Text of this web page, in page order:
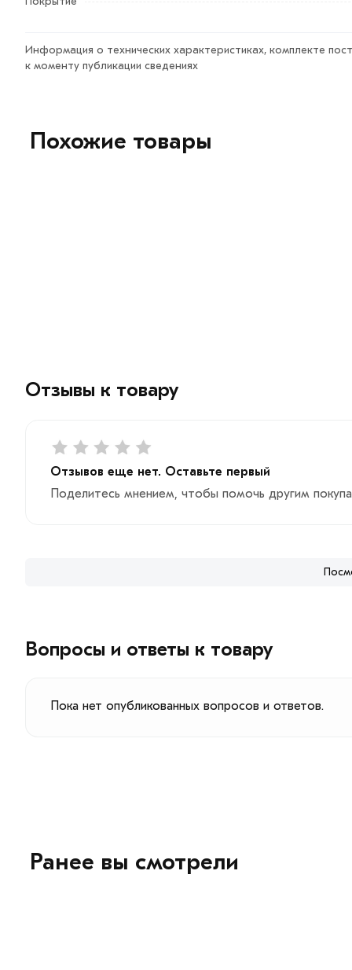
Информация о технических характеристиках, комплекте
к моменту публикации сведениях
Похожие товары
Отзывы к товару
Отзывов еще нет. Оставьте первый
Поделитесь мнением, чтобы помочь другим
Вопросы и ответы к товару
Пока нет опубликованных вопросов и ответов.
Ранее вы смотрели